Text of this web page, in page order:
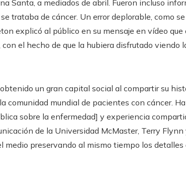
Santa, a mediados de abril. Fueron incluso
trataba de cáncer. Un error deplorable, como
explicó al público en su mensaje en vídeo
el hecho de que la hubiera disfrutado viendo
un gran capital social al compartir su
comunidad mundial de pacientes con cáncer.
sobre la enfermedad] y experiencia
de la Universidad McMaster, Terry
preservando al mismo tiempo los detalles